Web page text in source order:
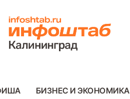
БИЗНЕС И ЭКОНОМИКА